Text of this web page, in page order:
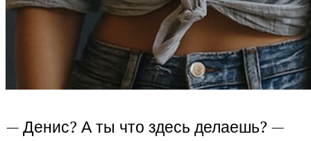
— Денис? А ты что здесь делаешь? —